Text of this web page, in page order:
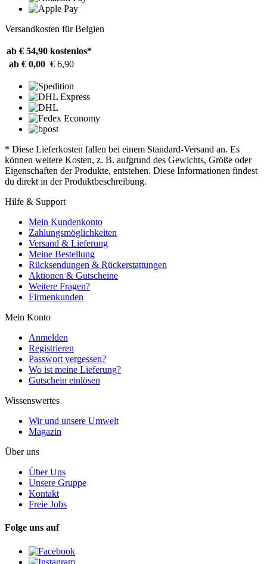
Versandkosten für Belgien
ab € 54,90 kostenlos*
ab € 0,00 € 6,90
* Diese Lieferkosten fallen bei einem Standard-Versand an. Es
können weitere Kosten, z. B. aufgrund des Gewichts, Größe oder
Eigenschaften der Produkte, entstehen. Diese Informationen findest
du direkt in der Produktbeschreibung.
Hilfe & Support
Mein Kundenkonto
Zahlungsmöglichkeiten
Versand & Lieferung
Meine Bestellung
Rücksendungen & Rückerstattungen
Aktionen & Gutscheine
Weitere Fragen?
Firmenkunden
Mein Konto
Anmelden
Registrieren
Passwort vergessen?
Wo ist meine Lieferung?
Gutschein einlösen
Wissenswertes
Wir und unsere Umwelt
Magazin
Über uns
Über Uns
Unsere Gruppe
Kontakt
Freie Jobs
Folge uns auf